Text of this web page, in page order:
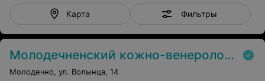
Карта Фильтры
Молодечненский кожно-венерологический диспансер
Молодечно, ул. Волынца, 14